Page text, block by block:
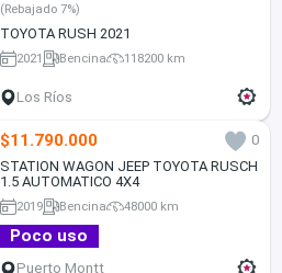
(Rebajado 7%)
TOYOTA RUSH 2021
2021 Bencina 118200 km
Los Ríos
$11.790.000
0
STATION WAGON JEEP TOYOTA RUSCH
1.5 AUTOMATICO 4X4
2019 Bencina 48000 km
Poco uso
Puerto Montt